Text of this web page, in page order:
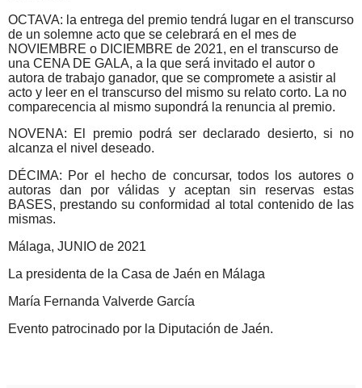
OCTAVA: la entrega del premio tendrá lugar en el transcurso
de un solemne acto que se celebrará en el mes de
NOVIEMBRE o DICIEMBRE de 2021, en el transcurso de
una CENA DE GALA, a la que será invitado el autor o
autora de trabajo ganador, que se compromete a asistir al
acto y leer en el transcurso del mismo su relato corto. La no
comparecencia al mismo supondrá la renuncia al premio.
NOVENA: El premio podrá ser declarado desierto, si no
alcanza el nivel deseado.
DÉCIMA: Por el hecho de concursar, todos los autores o
autoras dan por válidas y aceptan sin reservas estas
BASES, prestando su conformidad al total contenido de las
mismas.
Málaga, JUNIO de 2021
La presidenta de la Casa de Jaén en Málaga
María Fernanda Valverde García
Evento patrocinado por la Diputación de Jaén.